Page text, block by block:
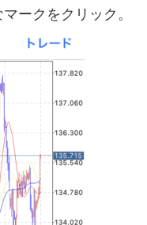
ークをクリック。